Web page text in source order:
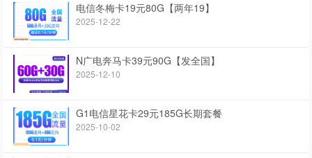
电信冬梅卡19元80G【两年19】
2025-12-22
N广电奔马卡39元90G【发全国】
2025-12-10
G1电信星花卡29元185G长期套餐
2025-10-02